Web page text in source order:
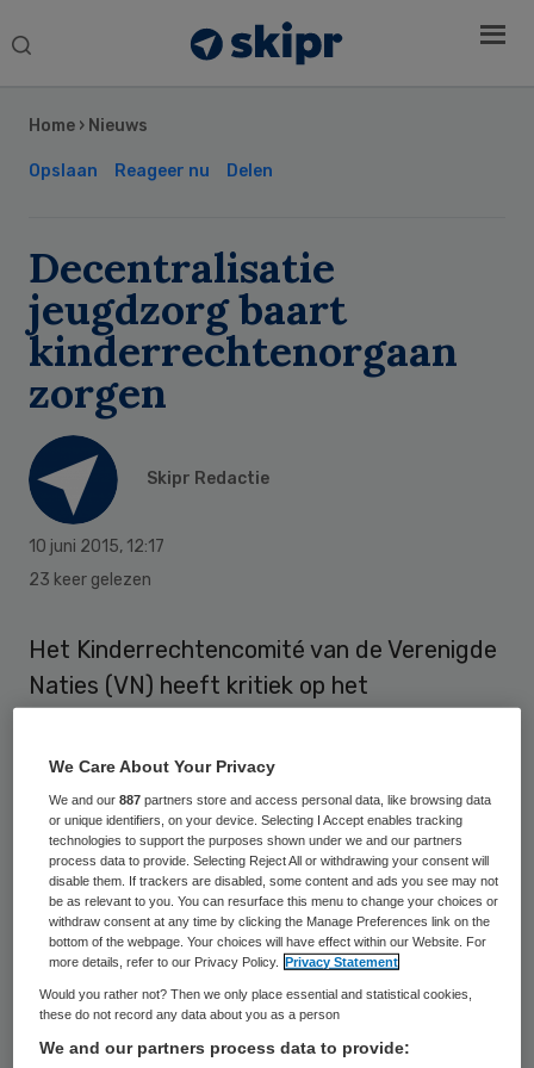
Search
Home › Nieuws
Opslaan Reageer nu Delen
Decentralisatie
jeugdzorg baart
kinderrechtenorgaan
zorgen
Skipr Redactie
10 juni 2015, 12:17
23 keer gelezen
Het Kinderrechtencomité van de Verenigde
Naties (VN) heeft kritiek op het
zich onder meer zorgen over de gevolgen
van de decentralisatie van de jeugdzorg.
Sinds 1 januari zijn in Nederland de
gemeenten verantwoordelijk voor de
jeugdhulp. Het comité wijst op de
ongelijkheid die decentralisatie tussen de
gemeenten teweeg kan brengen in de
toegang tot zorg voor kinderen en
Sidebar
We Care About Your Privacy
We and our887 partners store and access personal data, like browsing data
or unique identifiers, on your device. Selecting I Accept enables tracking
technologies to support the purposes shown under we and our partners
process data to provide. Selecting Reject All or withdrawing your consent will
disable them. If trackers are disabled, some content and ads you see may not
be as relevant to you. You can resurface this menu to change your choices or
withdraw consent at any time by clicking the Manage Preferences link on the
bottom of the webpage. Your choices will have effect within our Website. For
more details, refer to our Privacy Policy.
Privacy Statement
Would you rather not? Then we only place essential and statistical cookies,
these do not record any data about you as a person
We and our partners process data to provide: